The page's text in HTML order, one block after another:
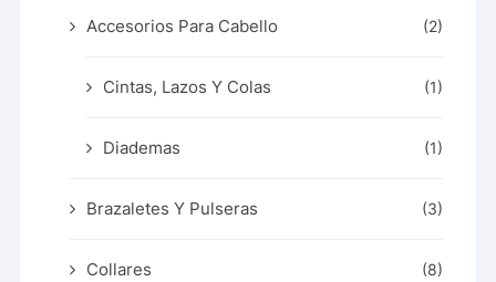
Accesorios Para Cabello (2)
Cintas, Lazos Y Colas (1)
Diademas (1)
Brazaletes Y Pulseras (3)
Collares (8)